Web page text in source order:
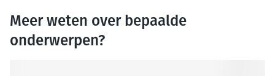
Meer weten over bepaalde
onderwerpen?